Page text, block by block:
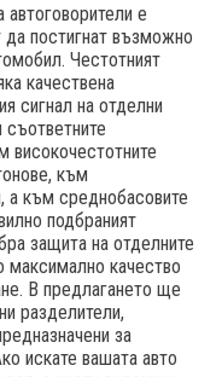
автоговорители е
да постигнат възможно
Честотният
качествена
сигнал на отделни
високочестотните
към
а към среднобасовите
подбраният
защита на отделните
максимално качество
В предлагането ще
разделители,
за
искате вашата авто